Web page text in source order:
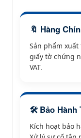
🔖 Hàng
Sản phẩm
giấy tờ chứng
VAT.
🛠️ Bảo Hành
Kích hoạt bảo